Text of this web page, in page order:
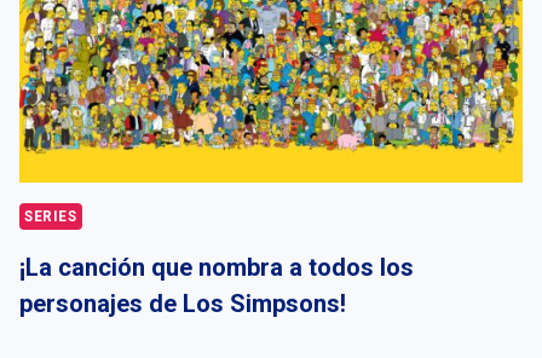
SERIES
¡La canción que nombra a todos los
personajes de Los Simpsons!